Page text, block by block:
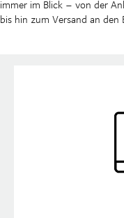
immer im Blick – von der
bis hin zum Versand an den